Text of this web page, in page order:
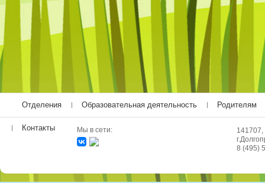
Отделения Образовательная деятельность Родителям
Контакты Мы в сети:
141707,
8 (495)